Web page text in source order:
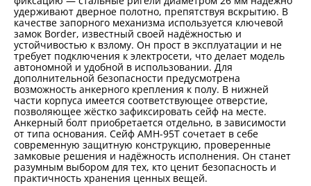
удерживают дверное полотно, препятствуя вскрытию. В
качестве запорного механизма используется ключевой
замок Border, известный своей надёжностью и
устойчивостью к взлому. Он прост в эксплуатации и не
требует подключения к электросети, что делает модель
автономной и удобной в использовании. Для
дополнительной безопасности предусмотрена
возможность анкерного крепления к полу. В нижней
части корпуса имеется соответствующее отверстие,
позволяющее жёстко зафиксировать сейф на месте.
Анкерный болт приобретается отдельно, в зависимости
от типа основания. Сейф AMH-95T сочетает в себе
современную защитную конструкцию, проверенные
замковые решения и надёжность исполнения. Он станет
разумным выбором для тех, кто ценит безопасность и
практичность хранения ценных вещей.